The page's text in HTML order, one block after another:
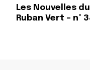
Navigation
Les Nouvelles du
Ruban Vert – n°